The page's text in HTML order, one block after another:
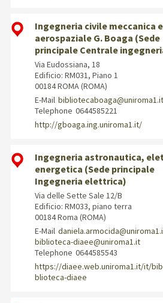
Ingegneria civile meccanica e
aerospaziale G. Boaga (Sede
principale Centrale
Via Eudossiana, 18
Edificio: RM031, Piano 1
00184 ROMA (ROMA)
E-Mail bibliotecaboaga@uniroma1.it
Telephone 0644585221
http://gboaga.ing.uniroma1.it/
Ingegneria astronautica,
energetica (Sede principale
Ingegneria elettrica)
Via delle Sette Sale 12/B
Edificio: RM033, piano terra
00184 Roma (ROMA)
E-Mail
biblioteca-diaee@uniroma1.it
Telephone 0644585543
https://diaee.web.uniroma1.it/it/
blioteca-diaee